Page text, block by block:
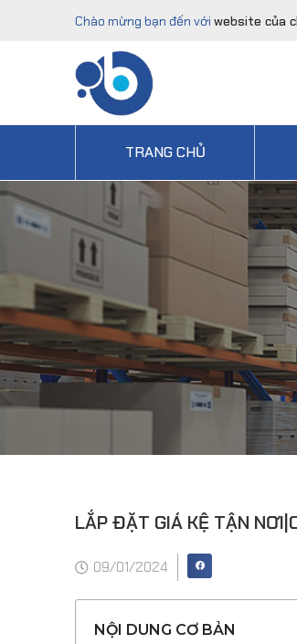
Chào mừng bạn đến với website của
TRANG CHỦ
LẮP ĐẶT GIÁ KỆ TẬN
09/01/2024
NỘI DUNG CƠ BẢN